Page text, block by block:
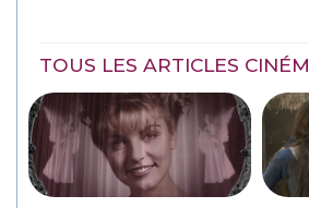
TOUS LES ARTICLES